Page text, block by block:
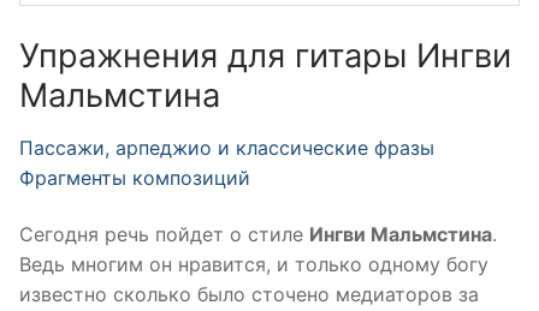
Песни под гитару
Ноты для гитары
Обучение
Упражнения для гитары Ингви
Мальмстина
Пассажи, арпеджио и классические фразы
Фрагменты композиций
Сегодня речь пойдет о стиле Ингви Мальмстина.
Ведь многим он нравится, и только одному богу
известно сколько было сточено медиаторов за